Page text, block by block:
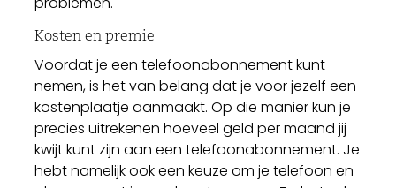
Kosten en premie
Voordat je een telefoonabonnement kunt
nemen, is het van belang dat je voor jezelf een
kostenplaatje aanmaakt. Op die manier kun je
precies uitrekenen hoeveel geld per maand jij
kwijt kunt zijn aan een telefoonabonnement. Je
hebt namelijk ook een keuze om je telefoon en